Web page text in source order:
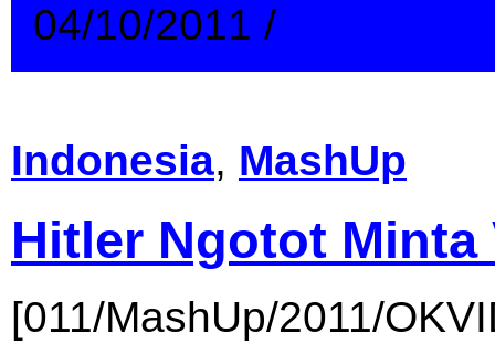
04/10/2011 /
Indonesia, MashUp
Hitler Ngotot
[011/MashUp/2011/